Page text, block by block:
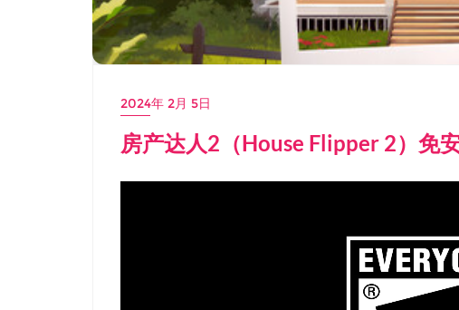
2024年 2月 5日
房产达人2（House Flipper 2）免